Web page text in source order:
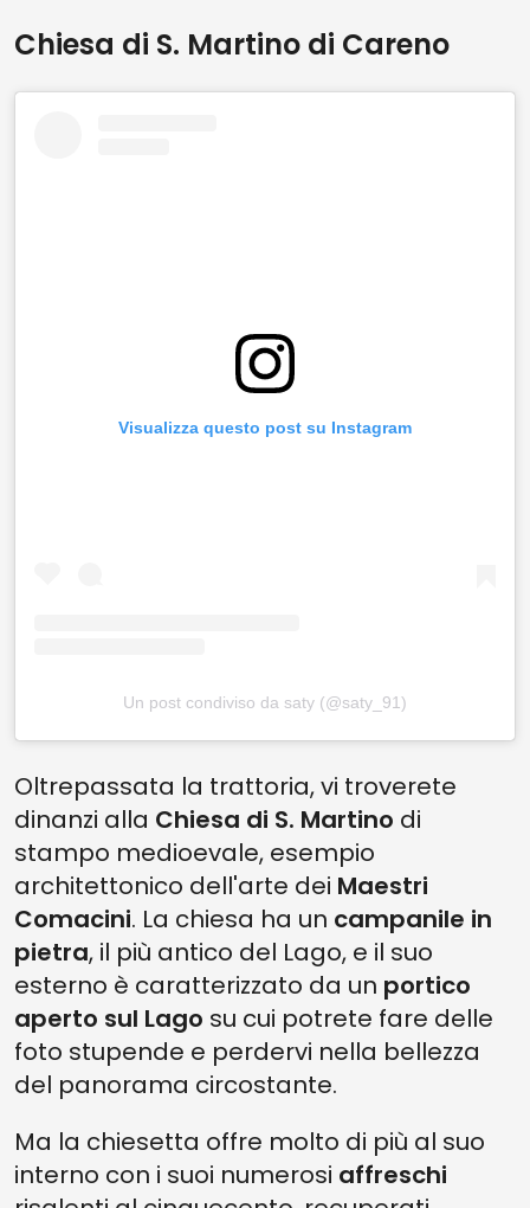
Chiesa di S. Martino di Careno
Visualizza questo post su Instagram
Un post condiviso da saty (@saty_91)
Oltrepassata la trattoria, vi troverete
dinanzi alla Chiesa di S. Martino di
stampo medioevale, esempio
architettonico dell'arte dei Maestri
Comacini. La chiesa ha un campanile in
pietra, il più antico del Lago, e il suo
esterno è caratterizzato da un portico
aperto sul Lago su cui potrete fare delle
foto stupende e perdervi nella bellezza
del panorama circostante.
Ma la chiesetta offre molto di più al suo
interno con i suoi numerosi affreschi